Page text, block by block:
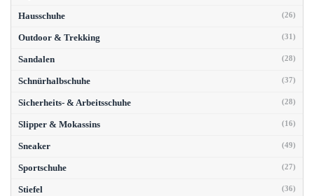
Hausschuhe (26)
Outdoor & Trekking (31)
Sandalen (28)
Schnürhalbschuhe (37)
Sicherheits- & Arbeitsschuhe (28)
Slipper & Mokassins (16)
Sneaker (49)
Sportschuhe (27)
Stiefel (36)